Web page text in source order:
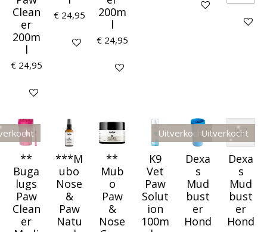
Clean
er
200m
l
€ 24,95
Houd mij op de hoogte
€ 24,95
Houd mij op de hoogte
200m
l
€ 24,95
Houd mij op de hoogte
Houd mij op de
Houd
**
Buga
lugs
Paw
Clean
er
***M
ubo
Nose
&
Paw
Natu
**
Mub
o
Paw
&
Nose
K9
Vet
Paw
Solut
ion
100m
Uitverkocht
Dexa
s
Mud
bust
er
Hond
Uitverkocht
Dexa
s
Mud
bust
er
Hond